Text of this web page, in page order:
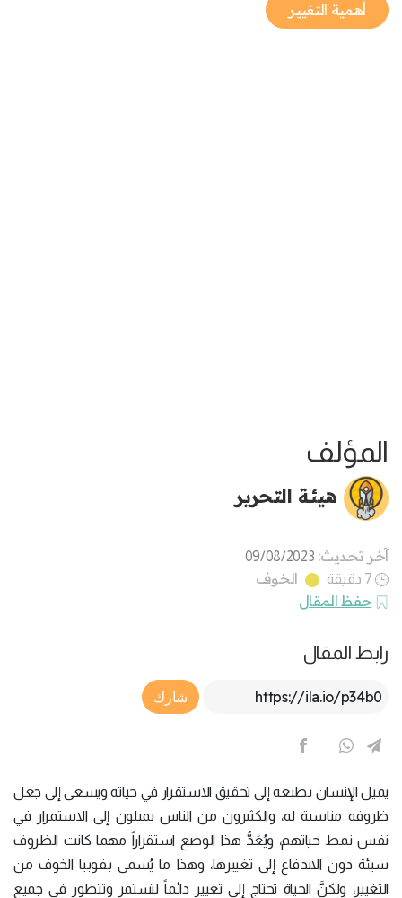
أهمية التغيير
المؤلف
هيئة التحرير
آخر تحديث: 09/08/2023
7 دقيقة
الخوف
حفظ المقال
رابط المقال
Article Link
شارك
يميل الإنسان بطبعه إلى تحقيق الاستقرار في حياته ويسعى إلى جعل
ظروفه مناسبة له، والكثيرون من الناس يميلون إلى الاستمرار في
نفس نمط حياتهم، ويُعَدُّ هذا الوضع استقراراً مهما كانت الظروف
سيئة دون الاندفاع إلى تغييرها، وهذا ما يُسمى بفوبيا الخوف من
التغيير، ولكنَّ الحياة تحتاج إلى تغيير دائماً لتستمر وتتطور في جميع